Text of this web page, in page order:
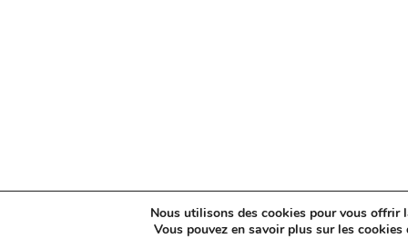
Nous utilisons des cookies pour vous offrir
Vous pouvez en savoir plus sur les